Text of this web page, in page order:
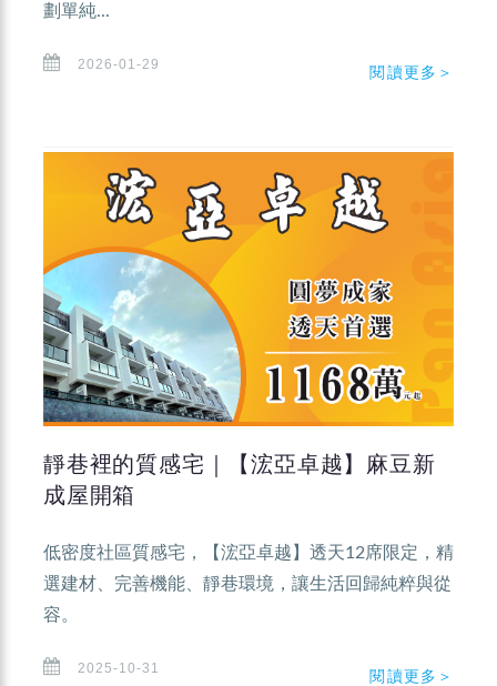
劃單純...
2026-01-29 閱讀更多＞
靜巷裡的質感宅｜【浤亞卓越】麻豆新
成屋開箱
低密度社區質感宅，【浤亞卓越】透天12席限定，精
選建材、完善機能、靜巷環境，讓生活回歸純粹與從
容。
2025-10-31 閱讀更多＞